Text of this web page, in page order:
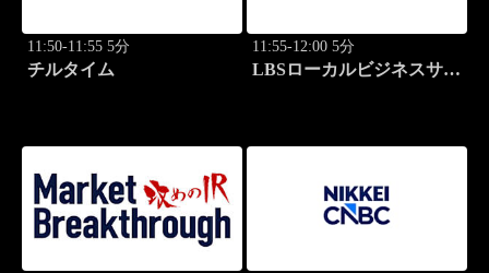
11:50-11:55 5分
チルタイム
11:55-12:00 5分
LBSローカルビジネスサテ